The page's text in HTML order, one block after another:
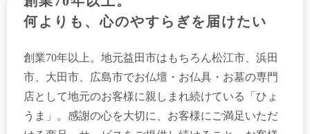
何よりも、心のやすらぎを届けたい
創業70年以上。地元益田市はもちろん松江市、浜田
市、大田市、広島市でお仏壇・お仏具・お墓の専門
店として地元のお客様に親しまれ続けている「ひょ
うま」。感謝の心を大切に、お客様にご満足いただ